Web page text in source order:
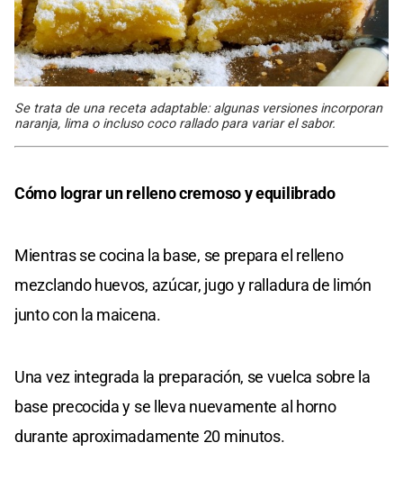
Se trata de una receta adaptable: algunas versiones incorporan
naranja, lima o incluso coco rallado para variar el sabor.
Cómo lograr un relleno cremoso y equilibrado
Mientras se cocina la base, se prepara el relleno
mezclando huevos, azúcar, jugo y ralladura de limón
junto con la maicena.
Una vez integrada la preparación, se vuelca sobre la
base precocida y se lleva nuevamente al horno
durante aproximadamente 20 minutos.